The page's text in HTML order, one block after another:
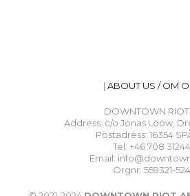
| ABOUT US / OM
DOWNTOWN
Address: c/o Jonas Lööw,
Postadress: 16354
Tel: +46 708
Email:
Orgnr: 559321-